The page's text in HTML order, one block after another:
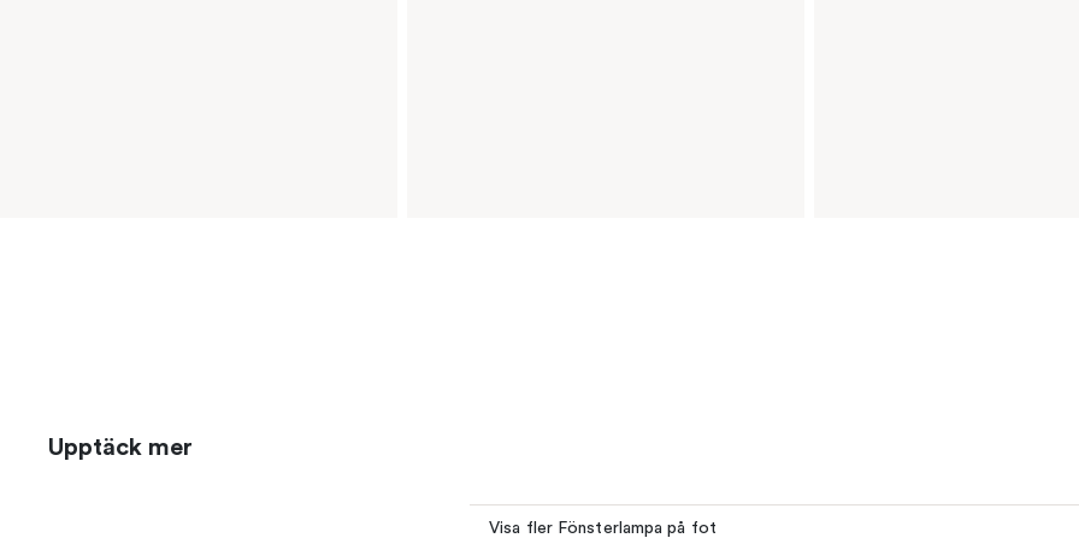
Upptäck mer
Visa fler Fönsterlampa på fot